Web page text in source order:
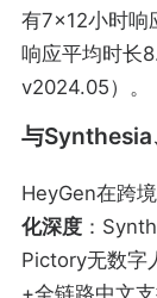
有7×12小时响
响应平均时长
v2024.05）。
与Synthesia
HeyGen在跨
化深度：
Pictory无数字
+全链路中文